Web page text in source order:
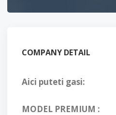
COMPANY DETAIL
Aici puteti gasi:
MODEL PREMIUM :